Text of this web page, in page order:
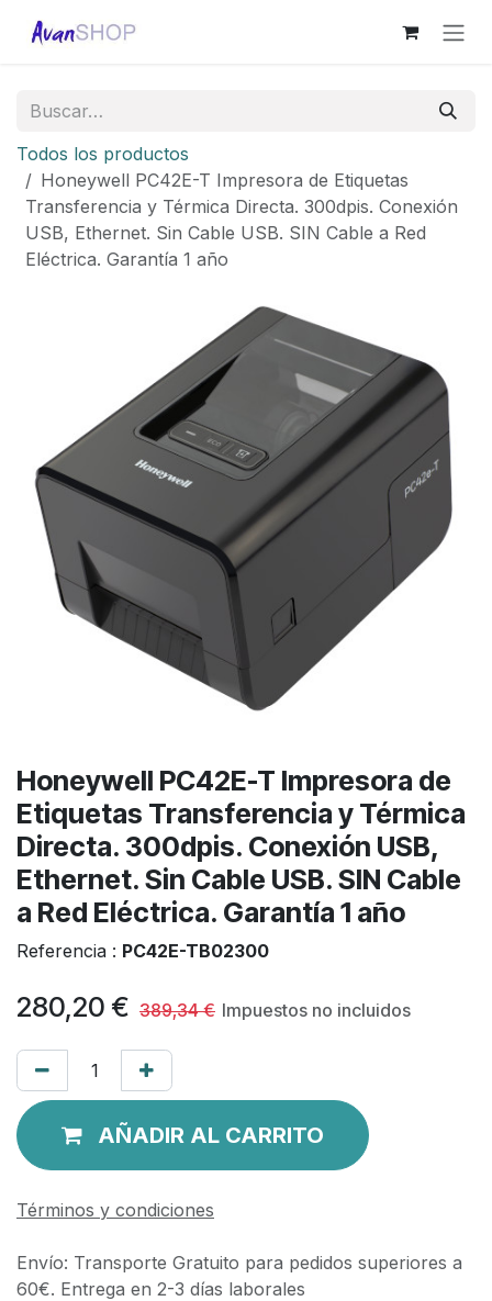
Todos los productos
Honeywell PC42E-T Impresora de Etiquetas
Transferencia y Térmica Directa. 300dpis. Conexión
USB, Ethernet. Sin Cable USB. SIN Cable a Red
Eléctrica. Garantía 1 año
Honeywell PC42E-T Impresora de
Etiquetas Transferencia y Térmica
Directa. 300dpis. Conexión USB,
Ethernet. Sin Cable USB. SIN Cable
a Red Eléctrica. Garantía 1 año
Referencia : PC42E-TB02300
280,20 € 389,34€ Impuestos no incluidos
AÑADIR AL CARRITO
Términos y condiciones
Envío: Transporte Gratuito para pedidos superiores a
60€. Entrega en 2-3 días laborales